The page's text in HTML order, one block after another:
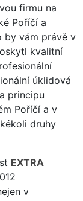
firmu na
Poříčí a
by vám právě v
kvalitní
úklidová
principu
Poříčí a v
druhy
EXTRA
v